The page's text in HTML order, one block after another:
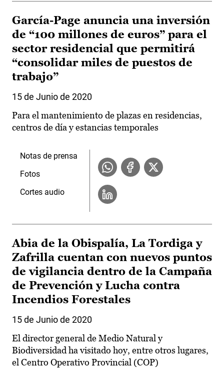
García-Page anuncia una inversión
de “100 millones de euros” para el
sector residencial que permitirá
“consolidar miles de puestos de
trabajo”
15 de Junio de 2020
Para el mantenimiento de plazas en residencias,
centros de día y estancias temporales
Notas de prensa
Fotos
Cortes audio
Abia de la Obispalía, La Tordiga y
Zafrilla cuentan con nuevos puntos
de vigilancia dentro de la Campaña
de Prevención y Lucha contra
Incendios Forestales
15 de Junio de 2020
El director general de Medio Natural y
Biodiversidad ha visitado hoy, entre otros lugares,
el Centro Operativo Provincial (COP)